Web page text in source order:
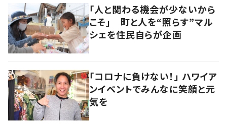
「人と関わる機会が少ないから
こそ」 町と人を“照らす”マル
シェを住民自らが企画
「コロナに負けない！」 ハワイア
ンイベントでみんなに笑顔と元
気を